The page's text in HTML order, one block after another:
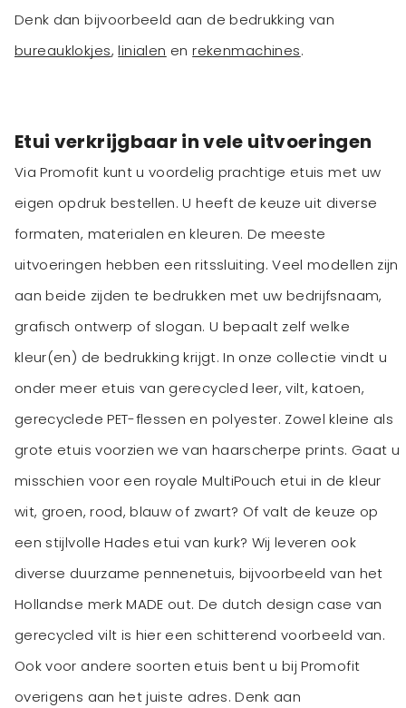
Denk dan bijvoorbeeld aan de bedrukking van
bureauklokjes,linialen enrekenmachines.
Etui verkrijgbaar in vele uitvoeringen
Via Promofit kunt u voordelig prachtige etuis met uw
eigen opdruk bestellen. U heeft de keuze uit diverse
formaten, materialen en kleuren. De meeste
uitvoeringen hebben een ritssluiting. Veel modellen zijn
aan beide zijden te bedrukken met uw bedrijfsnaam,
grafisch ontwerp of slogan. U bepaalt zelf welke
kleur(en) de bedrukking krijgt. In onze collectie vindt u
onder meer etuis van gerecycled leer, vilt, katoen,
gerecyclede PET-flessen en polyester. Zowel kleine als
grote etuis voorzien we van haarscherpe prints. Gaat u
misschien voor een royale MultiPouch etui in de kleur
wit, groen, rood, blauw of zwart? Of valt de keuze op
een stijlvolle Hades etui van kurk? Wij leveren ook
diverse duurzame pennenetuis, bijvoorbeeld van het
Hollandse merk MADE out. De dutch design case van
gerecycled vilt is hier een schitterend voorbeeld van.
Ook voor andere soorten etuis bent u bij Promofit
overigens aan het juiste adres. Denk aan